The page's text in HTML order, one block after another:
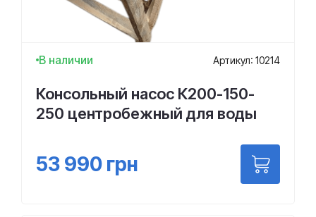
В наличии Артикул: 10214
Консольный насос К200-150-
250 центробежный для воды
53 990 грн